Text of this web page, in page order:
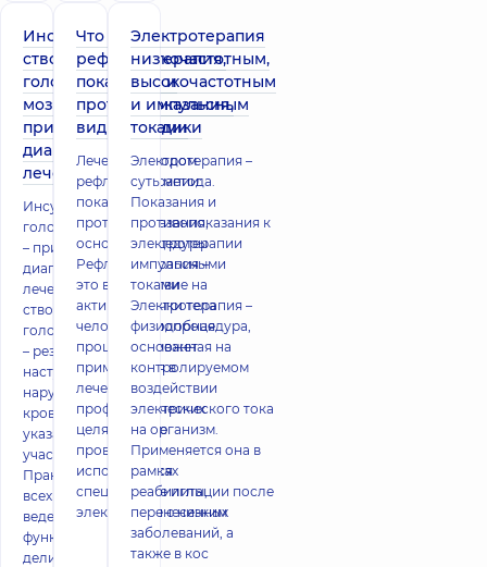
Инсульт
ствола
головного
мозга –
признаки,
диагностика,
лечение
Инсульт ствола
головного мозга
– признаки,
диагностика,
лечение Инсульт
ствола
головного мозга
– резко
наступившее
нарушение
кровоснабжения
указанного
участка мозга.
Практически во
всех случаях
ведет к потере
функций
деликатных
Что такое
рефлексотерапия,
показания и
противопоказания,
виды методики
Лечение методом
рефлексотерапии:
показания и
противопоказания,
основы процедуры
Рефлексотерапия –
это воздействие на
активные точки тела
человека. Подобная
процедура может
применяться в
лечебных и
профилактических
целях. Для ее
проведения
используются
специальные иглы,
электротоки с низким
Электротерапия
низкочастотным,
высокочастотным
и импульсным
токами
Электротерапия –
суть метода.
Показания и
противопоказания к
электротерапии
импульсными
токами
Электротерапия –
физиопроцедура,
основанная на
контролируемом
воздействии
электрического тока
на организм.
Применяется она в
рамках
реабилитации после
перенесенных
заболеваний, а
также в кос